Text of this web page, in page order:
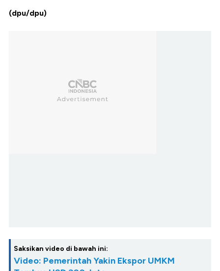
(dpu/dpu)
Saksikan video di bawah ini:
Video: Pemerintah Yakin Ekspor UMKM